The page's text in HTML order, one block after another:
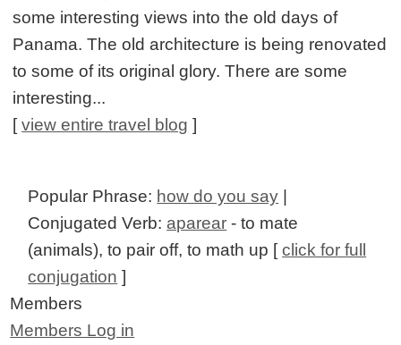
some interesting views into the old days of
Panama. The old architecture is being renovated
to some of its original glory. There are some
interesting...
[view entire travel blog ]
Popular Phrase: how do you say |
Conjugated Verb: aparear - to mate
(animals), to pair off, to math up [click for full
conjugation ]
Members
Members Log in